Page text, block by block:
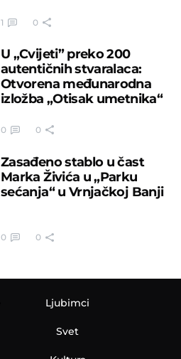
1 0
U „Cvijeti” preko 200
autentičnih stvaralaca:
Otvorena međunarodna
izložba „Otisak umetnika“
0 0
Zasađeno stablo u čast
Marka Živića u „Parku
sećanja“ u Vrnjačkoj Banji
0 0
Ljubimci
Svet